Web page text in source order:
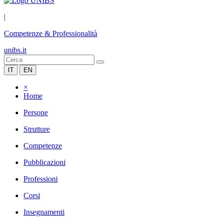
|
Competenze & Professionalità
unibs.it
IT EN
×
Home
Persone
Strutture
Competenze
Pubblicazioni
Professioni
Corsi
Insegnamenti